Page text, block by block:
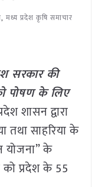
, मध्य प्रदेश कृषि समाचार
सरकार की
पोषण के लिए
शासन द्वारा
तथा साहरिया के
योजना” के
को प्रदेश के 55